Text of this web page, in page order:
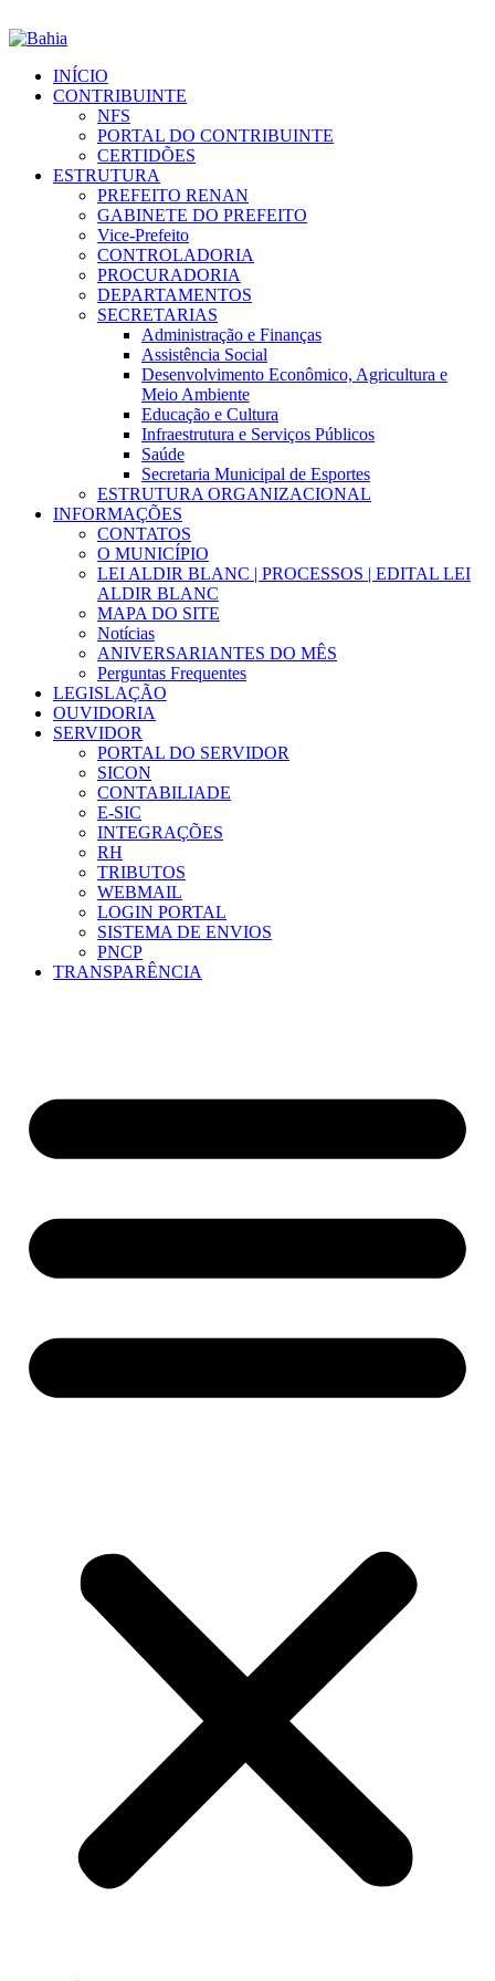
INÍCIO
CONTRIBUINTE
NFS
PORTAL DO CONTRIBUINTE
CERTIDÕES
ESTRUTURA
PREFEITO RENAN
GABINETE DO PREFEITO
Vice-Prefeito
CONTROLADORIA
PROCURADORIA
DEPARTAMENTOS
SECRETARIAS
Administração e Finanças
Assistência Social
Desenvolvimento Econômico, Agricultura e
Meio Ambiente
Educação e Cultura
Infraestrutura e Serviços Públicos
Saúde
Secretaria Municipal de Esportes
ESTRUTURA ORGANIZACIONAL
INFORMAÇÕES
CONTATOS
O MUNICÍPIO
LEI ALDIR BLANC | PROCESSOS | EDITAL LEI
ALDIR BLANC
MAPA DO SITE
Notícias
ANIVERSARIANTES DO MÊS
Perguntas Frequentes
LEGISLAÇÃO
OUVIDORIA
SERVIDOR
PORTAL DO SERVIDOR
SICON
CONTABILIADE
E-SIC
INTEGRAÇÕES
RH
TRIBUTOS
WEBMAIL
LOGIN PORTAL
SISTEMA DE ENVIOS
PNCP
TRANSPARÊNCIA